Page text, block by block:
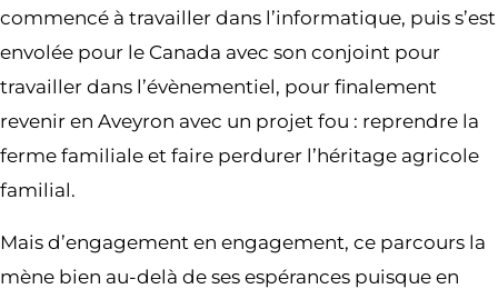
commencé à travailler dans l’informatique, puis s’est
envolée pour le Canada avec son conjoint pour
travailler dans l’évènementiel, pour finalement
revenir en Aveyron avec un projet fou : reprendre la
ferme familiale et faire perdurer l’héritage agricole
familial.
Mais d’engagement en engagement, ce parcours la
mène bien au-delà de ses espérances puisque en